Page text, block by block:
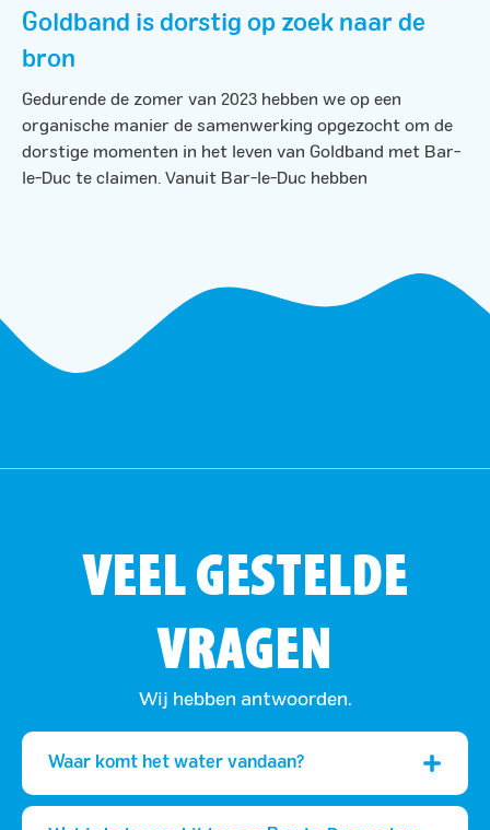
Goldband is dorstig op zoek naar de
bron
Gedurende de zomer van 2023 hebben we op een
organische manier de samenwerking opgezocht om de
dorstige momenten in het leven van Goldband met Bar-
le-Duc te claimen. Vanuit Bar-le-Duc hebben
VEEL GESTELDE
VRAGEN
Wij hebben antwoorden.
Waar komt het water vandaan?